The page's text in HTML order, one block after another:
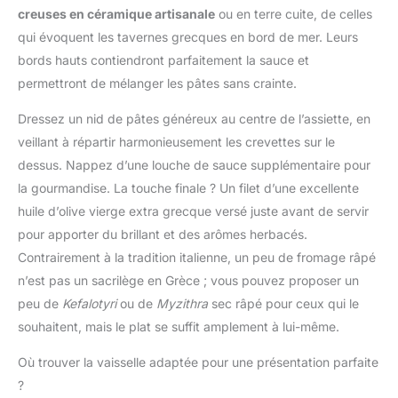
des traditions culinaires
adéquat, un meilleur
goût et un mode de vie
plus sain. Aide de cuisine
multifonctionnelle :
Topbooc cocotte en
cuisinières à gaz,
électriques,
vitrocéramiques et à
induction (elle ne
micro-ondes). Une seule
cocotte suffit pour faire
frire un steak, préparer
une soupe, griller du
pain, etc. Il s'agit
véritablement d'une
cocotte en fonte émaillée
à nettoyer : La surface
offre une praticité ultime
RÉSULTATS
SAVOUREUX: le
couvercle de
des aliments tendres,
moelleux et juteux,
épaisse assure une
cuisson uniforme
POLYVALENCE:
ustensile parfait pour
recettes, telles que des
ragoûts, des plats rôtis,
des pâtes, des currys de
légumes et bien plus
DISPONIBLES: de
creuses en céramique artisanale ou en terre cuite, de celles
qui évoquent les tavernes grecques en bord de mer. Leurs
bords hauts contiendront parfaitement la sauce et
permettront de mélanger les pâtes sans crainte.
Dressez un nid de pâtes généreux au centre de l’assiette, en
veillant à répartir harmonieusement les crevettes sur le
dessus. Nappez d’une louche de sauce supplémentaire pour
la gourmandise. La touche finale ? Un filet d’une excellente
huile d’olive vierge extra grecque versé juste avant de servir
pour apporter du brillant et des arômes herbacés.
Contrairement à la tradition italienne, un peu de fromage râpé
n’est pas un sacrilège en Grèce ; vous pouvez proposer un
peu de Kefalotyriou de Myzithra sec râpé pour ceux qui le
souhaitent, mais le plat se suffit amplement à lui-même.
Où trouver la vaisselle adaptée pour une présentation parfaite
?